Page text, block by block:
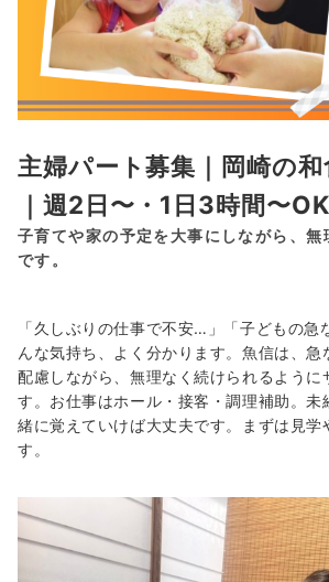
主婦パート募集｜岡崎の和
｜週2日〜・1日3時間〜OK
子育てや家の予定を大事にしながら、無
です。
「久しぶりの仕事で不安…」「子どもの
んな気持ち、よく分かります。魚信は、急
配慮しながら、無理なく続けられるように
す。お仕事はホール・接客・調理補助。未
緒に覚えていけば大丈夫です。まずは見学
す。